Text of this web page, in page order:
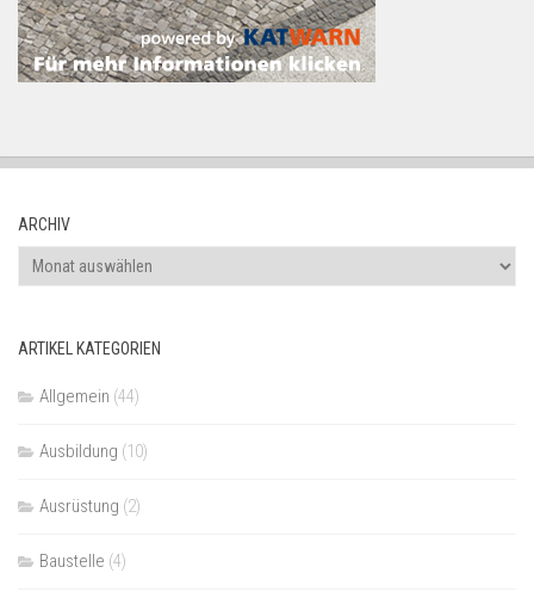
ARCHIV
Archiv
ARTIKEL KATEGORIEN
Allgemein (44)
Ausbildung (10)
Ausrüstung (2)
Baustelle (4)